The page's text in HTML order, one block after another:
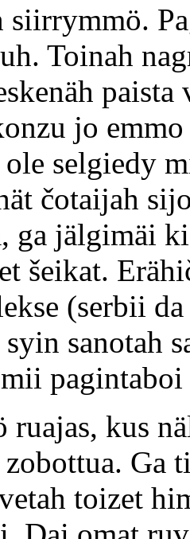
siirrymmö.
Toinah
jo
selgiedy
čotaijah
ga jälgimäi
šeikat.
(serbii
sanotah
ruajas, kus
Ga
toizet